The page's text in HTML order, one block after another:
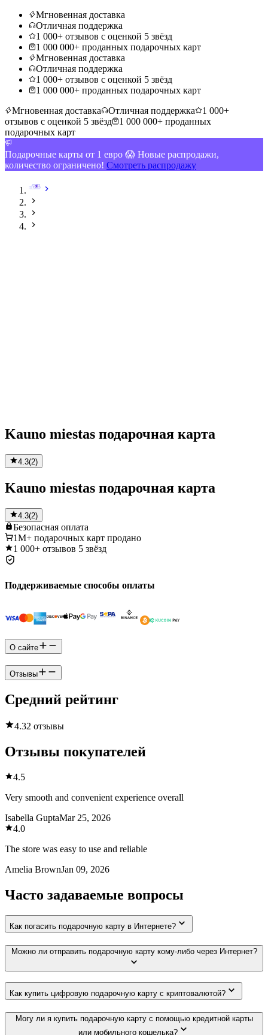
Мгновенная доставка
Отличная поддержка
1 000+ отзывов с оценкой 5 звёзд
1 000 000+ проданных подарочных карт
Мгновенная доставка
Отличная поддержка
1 000+ отзывов с оценкой 5 звёзд
1 000 000+ проданных подарочных карт
Мгновенная доставка
Отличная поддержка
1 000+
отзывов с оценкой 5 звёзд
1 000 000+ проданных
подарочных карт
Подарочные карты от 1 евро 😱 Новые распродажи,
количество ограничено! Смотреть распродажу
Kauno miestas подарочная карта
4.3(2)
Kauno miestas подарочная карта
4.3(2)
Безопасная оплата
1M+ подарочных карт продано
1 000+ отзывов 5 звёзд
Поддерживаемые способы оплаты
О сайте
Отзывы
Средний рейтинг
4.32 отзывы
Отзывы покупателей
4.5
Very smooth and convenient experience overall
Isabella GuptaMar 25, 2026
4.0
The store was easy to use and reliable
Amelia BrownJan 09, 2026
Часто задаваемые вопросы
Как погасить подарочную карту в Интернете?
Можно ли отправить подарочную карту кому-либо через Интернет?
Как купить цифровую подарочную карту с криптовалютой?
Могу ли я купить подарочную карту с помощью кредитной карты
или мобильного кошелька?